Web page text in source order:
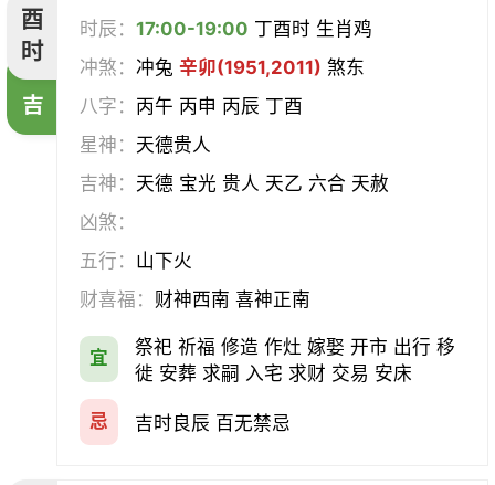
酉
时
吉
时辰：17:00-19:00 丁酉时 生肖鸡
冲煞：冲兔辛卯(1951,2011) 煞东
八字： 丙午 丙申 丙辰 丁酉
星神： 天德贵人
吉神： 天德 宝光 贵人 天乙 六合 天赦
凶煞：
五行： 山下火
财喜福： 财神西南 喜神正南
宜
祭祀 祈福 修造 作灶 嫁娶 开市 出行 移
徙 安葬 求嗣 入宅 求财 交易 安床
忌 吉时良辰 百无禁忌